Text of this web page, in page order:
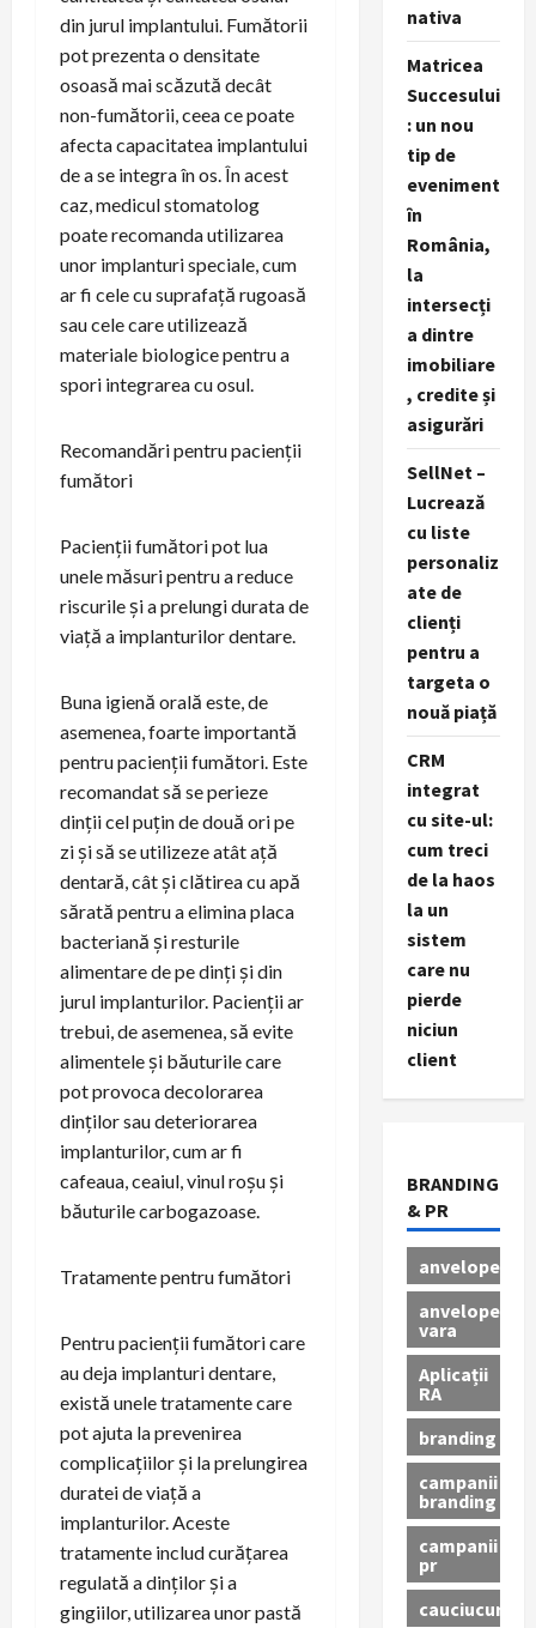
din jurul implantului. Fumătorii
pot prezenta o densitate
osoasă mai scăzută decât
non-fumătorii, ceea ce poate
afecta capacitatea implantului
de a se integra în os. În acest
caz, medicul stomatolog
poate recomanda utilizarea
unor implanturi speciale, cum
ar fi cele cu suprafață rugoasă
sau cele care utilizează
materiale biologice pentru a
spori integrarea cu osul.
Recomandări pentru pacienții
fumători
Pacienții fumători pot lua
unele măsuri pentru a reduce
riscurile și a prelungi durata de
viață a implanturilor dentare.
Buna igienă orală este, de
asemenea, foarte importantă
pentru pacienții fumători. Este
recomandat să se perieze
dinții cel puțin de două ori pe
zi și să se utilizeze atât ață
dentară, cât și clătirea cu apă
sărată pentru a elimina placa
bacteriană și resturile
alimentare de pe dinți și din
jurul implanturilor. Pacienții ar
trebui, de asemenea, să evite
alimentele și băuturile care
pot provoca decolorarea
dinților sau deteriorarea
implanturilor, cum ar fi
cafeaua, ceaiul, vinul roșu și
băuturile carbogazoase.
Tratamente pentru fumători
Pentru pacienții fumători care
au deja implanturi dentare,
există unele tratamente care
pot ajuta la prevenirea
complicațiilor și la prelungirea
duratei de viață a
implanturilor. Aceste
tratamente includ curățarea
regulată a dinților și a
gingiilor, utilizarea unor pastă
nativa
Matricea
Succesului
: un nou
tip de
eveniment
în
România,
la
intersecți
a dintre
imobiliare
, credite și
asigurări
SellNet –
Lucrează
cu liste
personaliz
ate de
clienți
pentru a
targeta o
nouă piață
CRM
integrat
cu site-ul:
cum treci
de la haos
la un
sistem
care nu
pierde
niciun
client
BRANDING
& PR
anvelope
anvelope
vara
Aplicații
RA
branding
campanii
branding
campanii
pr
cauciucuri